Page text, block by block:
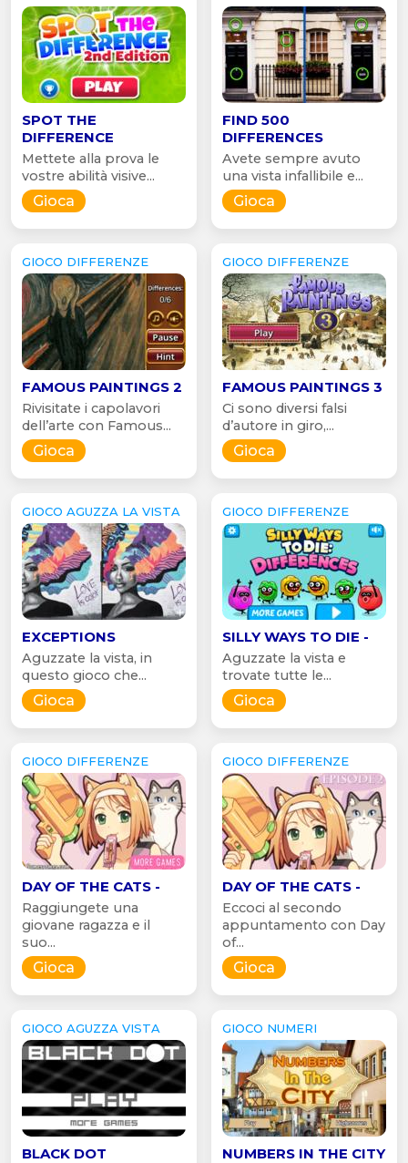
SPOT THE
DIFFERENCE
Mettete alla prova le
vostre abilità visive...
Gioca
FIND 500
DIFFERENCES
Avete sempre avuto
una vista infallibile e...
Gioca
GIOCO DIFFERENZE
FAMOUS PAINTINGS 2
Rivisitate i capolavori
dell’arte con Famous...
Gioca
GIOCO DIFFERENZE
FAMOUS PAINTINGS 3
Ci sono diversi falsi
d’autore in giro,...
Gioca
GIOCO AGUZZA LA VISTA
EXCEPTIONS
Aguzzate la vista, in
questo gioco che...
Gioca
GIOCO DIFFERENZE
SILLY WAYS TO DIE -
Aguzzate la vista e
trovate tutte le...
Gioca
GIOCO DIFFERENZE
DAY OF THE CATS -
Raggiungete una
giovane ragazza e il
suo...
Gioca
GIOCO DIFFERENZE
DAY OF THE CATS -
Eccoci al secondo
appuntamento con Day
of...
Gioca
GIOCO AGUZZA VISTA
BLACK DOT
GIOCO NUMERI
NUMBERS IN THE CITY